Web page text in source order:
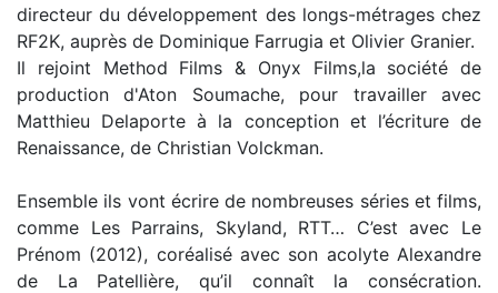
directeur du développement des longs-métrages chez
RF2K, auprès de Dominique Farrugia et Olivier Granier.
Il rejoint Method Films & Onyx Films,la société de
production d'Aton Soumache, pour travailler avec
Matthieu Delaporte à la conception et l’écriture de
Renaissance, de Christian Volckman.
Ensemble ils vont écrire de nombreuses séries et films,
comme Les Parrains, Skyland, RTT… C’est avec Le
Prénom (2012), coréalisé avec son acolyte Alexandre
de La Patellière, qu’il connaît la consécration.